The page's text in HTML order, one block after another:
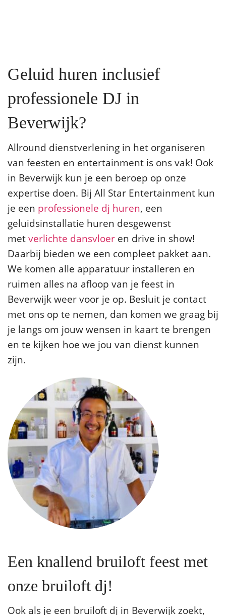
Geluid huren inclusief
professionele DJ in
Beverwijk?
Allround dienstverlening in het organiseren
van feesten en entertainment is ons vak! Ook
in Beverwijk kun je een beroep op onze
expertise doen. Bij All Star Entertainment kun
je een professionele dj huren, een
geluidsinstallatie huren desgewenst
met verlichte dansvloer en drive in show!
Daarbij bieden we een compleet pakket aan.
We komen alle apparatuur installeren en
ruimen alles na afloop van je feest in
Beverwijk weer voor je op. Besluit je contact
met ons op te nemen, dan komen we graag bij
je langs om jouw wensen in kaart te brengen
en te kijken hoe we jou van dienst kunnen
zijn.
Een knallend bruiloft feest met
onze bruiloft dj!
Ook als je een bruiloft dj in Beverwijk zoekt,